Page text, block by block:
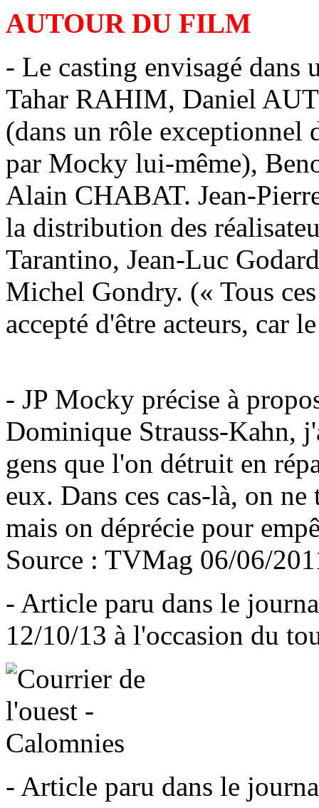
AUTOUR DU FILM
- Le casting envisagé dans
Tahar RAHIM, Daniel
(dans un rôle exceptionnel
par Mocky lui-même),
Alain CHABAT. Jean-
la distribution des
Tarantino, Jean-Luc
Michel Gondry. (« Tous
accepté d'être acteurs, car
- JP Mocky précise à
Dominique Strauss-Kahn,
gens que l'on détruit en
eux. Dans ces cas-là, on
mais on déprécie pour
Source : TVMag 06/06/
- Article paru dans le
12/10/13 à l'occasion du
- Article paru dans le